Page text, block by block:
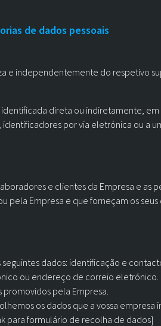
de dados pessoais
e independentemente do respetivo
identificada direta ou indiretamente,
por via eletrónica ou a
e clientes da Empresa e
pela Empresa e que forneçam os
dados: identificação e
ou endereço de correio
pela Empresa.
os dados que a vossa
para formulário de recolha de dados]